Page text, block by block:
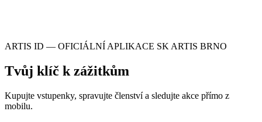
ARTIS ID — OFICIÁLNÍ APLIKACE SK ARTIS BRNO
Tvůj klíč k zážitkům
Kupujte vstupenky, spravujte členství a sledujte akce přímo z
mobilu.